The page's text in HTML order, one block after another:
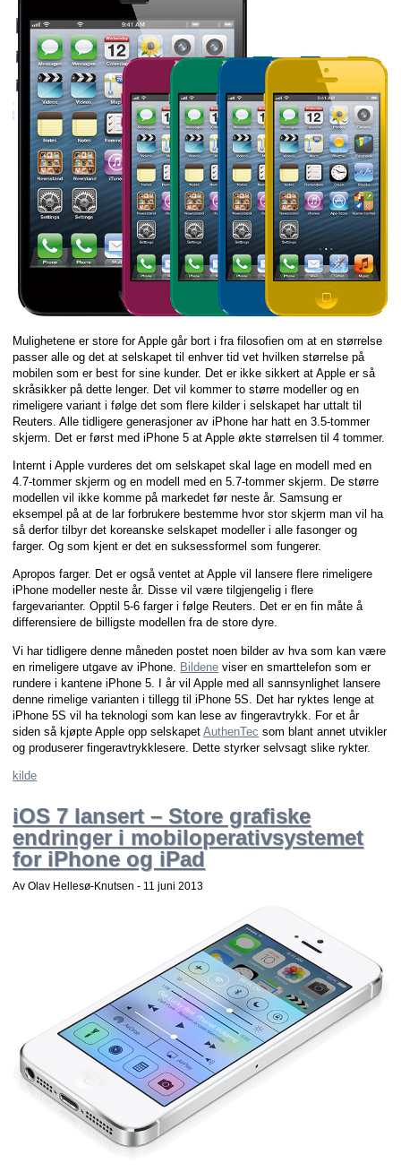
Mulighetene er store for Apple går bort i fra filosofien om at en størrelse
passer alle og det at selskapet til enhver tid vet hvilken størrelse på
mobilen som er best for sine kunder. Det er ikke sikkert at Apple er så
skråsikker på dette lenger. Det vil kommer to større modeller og en
rimeligere variant i følge det som flere kilder i selskapet har uttalt til
Reuters. Alle tidligere generasjoner av iPhone har hatt en 3.5-tommer
skjerm. Det er først med iPhone 5 at Apple økte størrelsen til 4 tommer.
Internt i Apple vurderes det om selskapet skal lage en modell med en
4.7-tommer skjerm og en modell med en 5.7-tommer skjerm. De større
modellen vil ikke komme på markedet før neste år. Samsung er
eksempel på at de lar forbrukere bestemme hvor stor skjerm man vil ha
så derfor tilbyr det koreanske selskapet modeller i alle fasonger og
farger. Og som kjent er det en suksessformel som fungerer.
Apropos farger. Det er også ventet at Apple vil lansere flere rimeligere
iPhone modeller neste år. Disse vil være tilgjengelig i flere
fargevarianter. Opptil 5-6 farger i følge Reuters. Det er en fin måte å
differensiere de billigste modellen fra de store dyre.
Vi har tidligere denne måneden postet noen bilder av hva som kan være
en rimeligere utgave av iPhone. Bildene viser en smarttelefon som er
rundere i kantene iPhone 5. I år vil Apple med all sannsynlighet lansere
denne rimelige varianten i tillegg til iPhone 5S. Det har ryktes lenge at
iPhone 5S vil ha teknologi som kan lese av fingeravtrykk. For et år
siden så kjøpte Apple opp selskapetAuthenTec som blant annet utvikler
og produserer fingeravtrykklesere. Dette styrker selvsagt slike rykter.
kilde
iOS 7 lansert – Store grafiske
endringer i mobiloperativsystemet
for iPhone og iPad
Av Olav Hellesø-Knutsen - 11 juni 2013